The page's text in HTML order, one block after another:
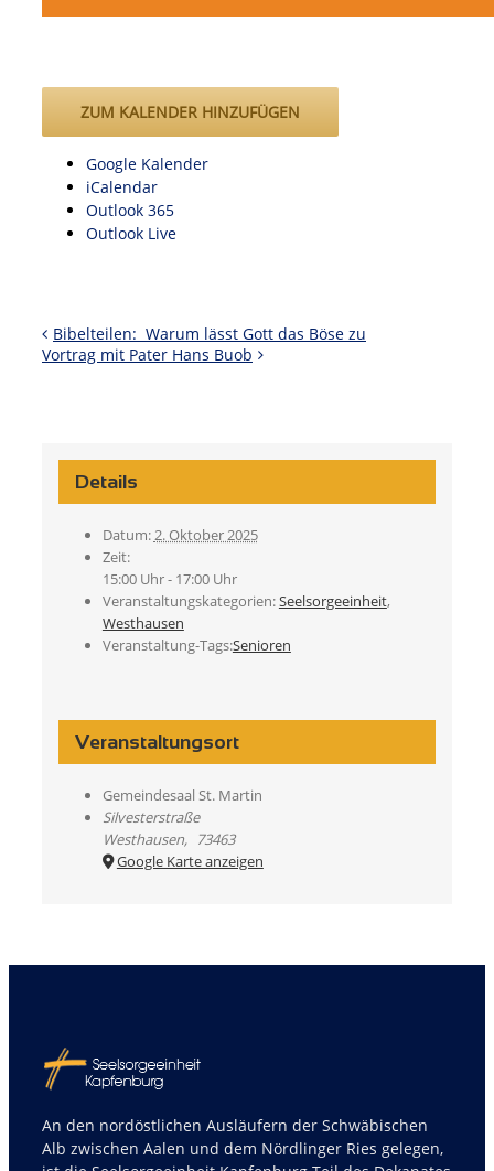
ZUM KALENDER HINZUFÜGEN
Google Kalender
iCalendar
Outlook 365
Outlook Live
Bibelteilen: Warum lässt Gott das Böse zu
Vortrag mit Pater Hans Buob
Details
Datum:2. Oktober 2025
Zeit:
15:00 Uhr - 17:00 Uhr
Veranstaltungskategorien:Seelsorgeeinheit,
Westhausen
Veranstaltung-Tags:Senioren
Veranstaltungsort
Gemeindesaal St. Martin
Silvesterstraße
Westhausen, 73463
Google Karte anzeigen
An den nordöstlichen Ausläufern der Schwäbischen
Alb zwischen Aalen und dem Nördlinger Ries gelegen,